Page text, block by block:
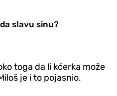
slavu sinu?
toga da li kćerka može
je i to pojasnio.